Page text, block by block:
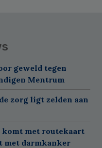
geweld tegen
Mentrum
zorg ligt zelden aan
komt met routekaart
met darmkanker